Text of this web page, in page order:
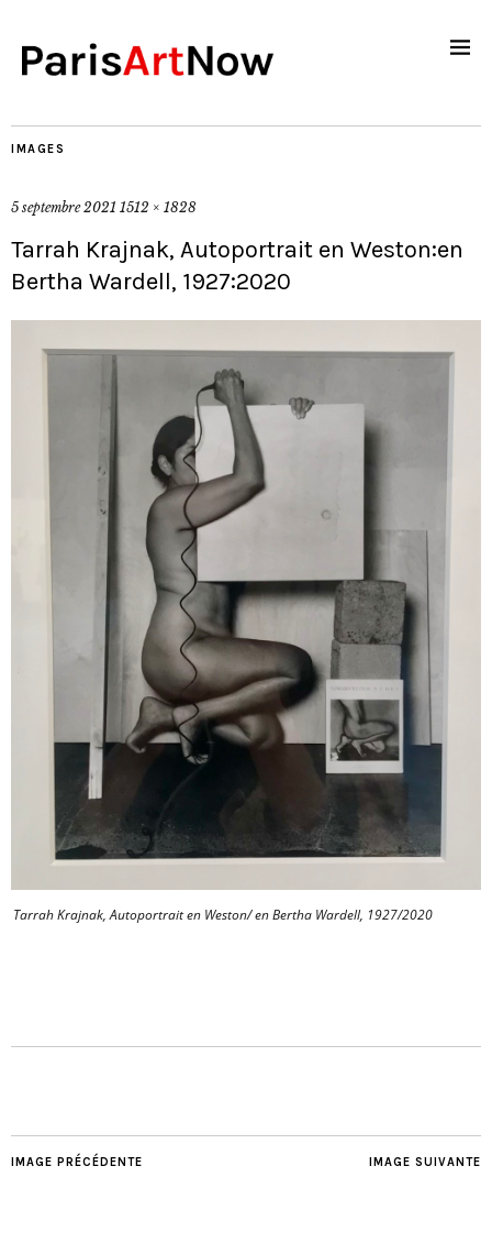
IMAGES
5 septembre 2021 1512 × 1828
Tarrah Krajnak, Autoportrait en Weston:en
Bertha Wardell, 1927:2020
Tarrah Krajnak, Autoportrait en Weston/ en Bertha Wardell, 1927/2020
IMAGE SUIVANTE
IMAGE PRÉCÉDENTE